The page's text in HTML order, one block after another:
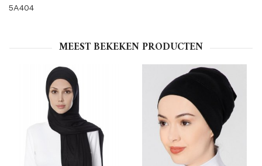
5A404
MEEST BEKEKEN PRODUCTEN